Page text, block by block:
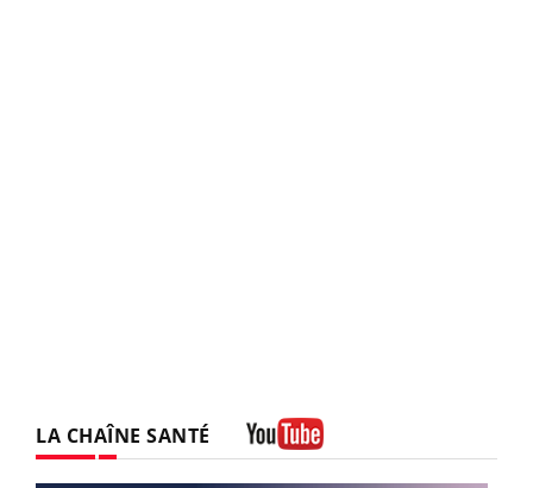
LA CHAÎNE SANTÉ